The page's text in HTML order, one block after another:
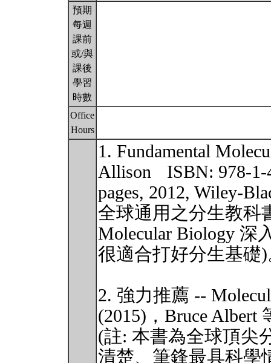
預期
每週
課前
或/與
課後
學習
時數
Office
Hours
1. Fundamental
Allison ISBN: 978-1-
pages, 2012, Wiley-
全球通用之分生教科
Molecular Biology
很適合打好分生基礎
2. 強力推薦 --
(2015)，Bruce
(註: 本書為全球頂尖
清楚、筆鋒最具科學